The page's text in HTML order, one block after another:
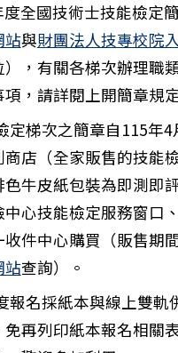
全國技術士技能檢定
站與財團法人技專校院
），有關各梯次辦理職
，請詳閱上開簡章規
定梯次之簡章自115年
商店（全家販售的技能
牛皮紙包裝為即測即
中心技能檢定服務窗口
收件中心購買（販售期
站查詢）。
報名採紙本與線上雙
免再列印紙本報名相關